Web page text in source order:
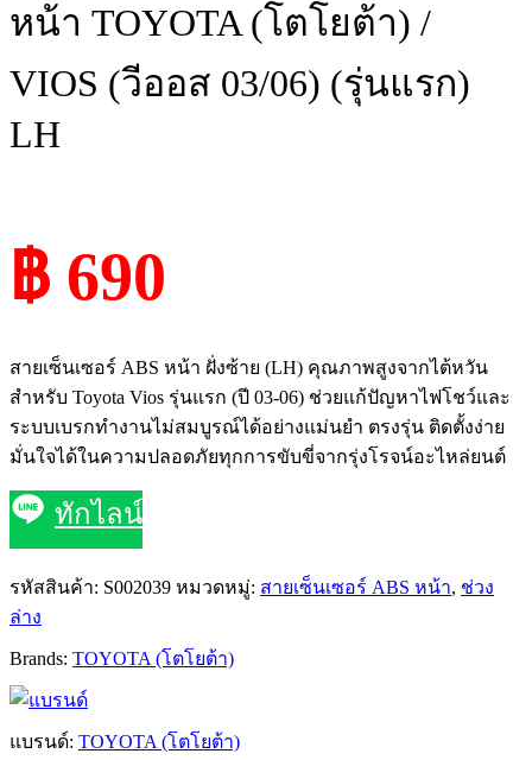
หน้า TOYOTA (โตโยต้า) /
VIOS (วีออส 03/06) (รุ่นแรก)
LH
฿ 690
สายเซ็นเซอร์ ABS หน้า ฝั่งซ้าย (LH) คุณภาพสูงจากไต้หวัน
สำหรับ Toyota Vios รุ่นแรก (ปี 03-06) ช่วยแก้ปัญหาไฟโชว์และ
ระบบเบรกทำงานไม่สมบูรณ์ได้อย่างแม่นยำ ตรงรุ่น ติดตั้งง่าย
มั่นใจได้ในความปลอดภัยทุกการขับขี่จากรุ่งโรจน์อะไหล่ยนต์
ทักไลน์
รหัสสินค้า: S002039 หมวดหมู่: สายเซ็นเซอร์ ABS หน้า, ช่วง
ล่าง
Brands: TOYOTA (โตโยต้า)
แบรนด์: TOYOTA (โตโยต้า)